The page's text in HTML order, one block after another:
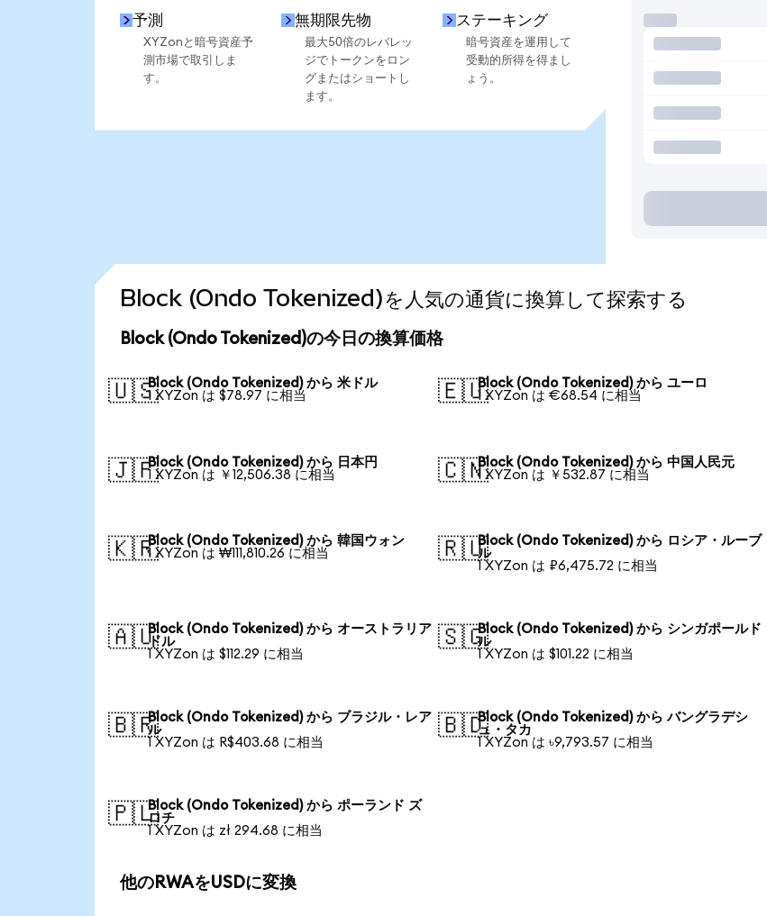
予測
XYZonと暗号資産予
測市場で取引しま
す。
無期限先物
最大50倍のレバレッ
ジでトークンをロン
グまたはショートし
ます。
ステーキング
暗号資産を運用して
受動的所得を得まし
ょう。
Block (Ondo Tokenized)を人気の通貨に換算して探索する
Block (Ondo Tokenized)の今日の換算価格
🇺🇸Block (Ondo Tokenized) から 米ドル
1 XYZon は $78.97 に相当
🇪🇺Block (Ondo Tokenized) から ユーロ
1 XYZon は €68.54 に相当
🇯🇵Block (Ondo Tokenized) から 日本円
1 XYZon は ￥12,506.38 に相当
🇨🇳Block (Ondo Tokenized) から 中国人民元
1 XYZon は ￥532.87 に相当
🇰🇷Block (Ondo Tokenized) から 韓国ウォン
1 XYZon は ₩111,810.26 に相当
🇷🇺Block (Ondo Tokenized) から ロシア・ルーブ
ル
1 XYZon は ₽6,475.72 に相当
🇦🇺Block (Ondo Tokenized) から オーストラリア
ドル
1 XYZon は $112.29 に相当
🇸🇬Block (Ondo Tokenized) から シンガポールド
ル
1 XYZon は $101.22 に相当
🇧🇷Block (Ondo Tokenized) から ブラジル・レア
ル
1 XYZon は R$403.68 に相当
🇧🇩Block (Ondo Tokenized) から バングラデシ
ュ・タカ
1 XYZon は ৳9,793.57 に相当
🇵🇱Block (Ondo Tokenized) から ポーランド ズ
ロチ
1 XYZon は zł 294.68 に相当
他のRWAをUSDに変換